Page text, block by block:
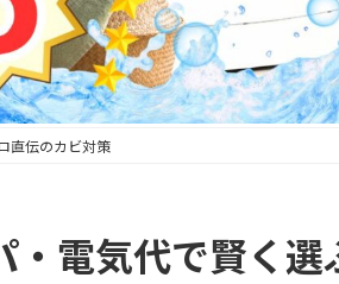
直伝のカビ対策
電気代で賢く